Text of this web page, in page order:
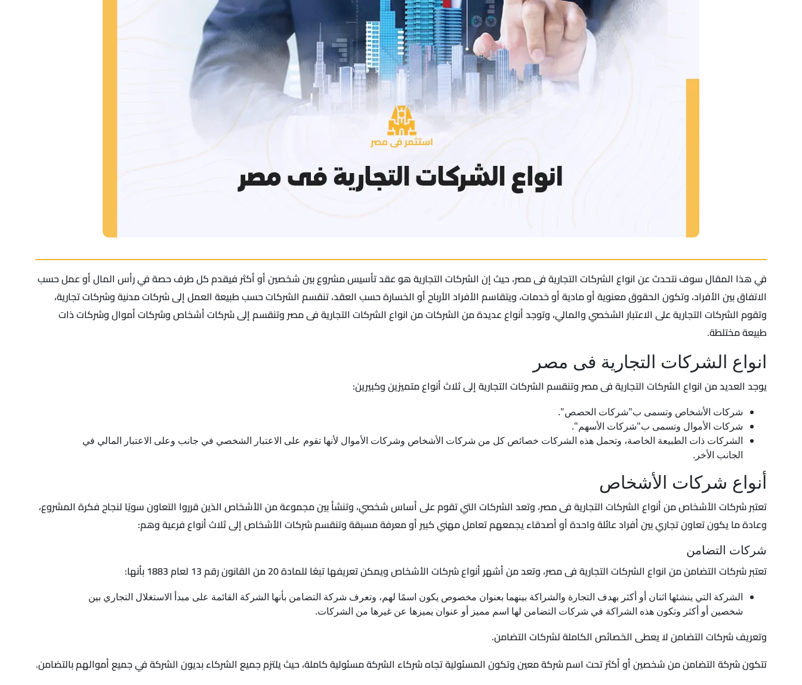
في هذا المقال سوف نتحدث عن انواع الشركات التجارية فى مصر، حيث إن الشركات التجارية هو عقد تأسيس مشروع بين شخصين أو أكثر فيقدم كل طرف حصة في رأس المال أو عمل حسب
الاتفاق بين الأفراد، وتكون الحقوق معنوية أو مادية أو خدمات، ويتقاسم الأفراد الأرباح أو الخسارة حسب العقد، تنقسم الشركات حسب طبيعة العمل إلى شركات مدنية وشركات تجارية،
وتقوم الشركات التجارية على الاعتبار الشخصي والمالي، وتوجد أنواع عديدة من الشركات من انواع الشركات التجارية فى مصر وتنقسم إلى شركات أشخاص وشركات أموال وشركات ذات
طبيعة مختلطة.
انواع الشركات التجارية فى مصر
يوجد العديد من انواع الشركات التجارية فى مصر وتنقسم الشركات التجارية إلى ثلاث أنواع متميزين وكبيرين:
شركات الأشخاص وتسمى ب"شركات الحصص".
شركات الأموال وتسمى ب"شركات الأسهم".
الشركات ذات الطبيعة الخاصة، وتحمل هذه الشركات خصائص كل من شركات الأشخاص وشركات الأموال لأنها تقوم على الاعتبار الشخصي في جانب وعلى الاعتبار المالي في
الجانب الأخر.
أنواع شركات الأشخاص
تعتبر شركات الأشخاص من أنواع الشركات التجارية فى مصر، وتعد الشركات التي تقوم على أساس شخصي، وتنشأ بين مجموعة من الأشخاص الذين قرروا التعاون سويًا لنجاح فكرة المشروع،
وعادة ما يكون تعاون تجاري بين أفراد عائلة واحدة أو أصدقاء يجمعهم تعامل مهني كبير أو معرفة مسبقة وتنقسم شركات الأشخاص إلى ثلاث أنواع فرعية وهم:
شركات التضامن
تعتبر شركات التضامن من انواع الشركات التجارية فى مصر، وتعد من أشهر أنواع شركات الأشخاص ويمكن تعريفها تبعًا للمادة 20 من القانون رقم 13 لعام 1883 بأنها:
الشركة التي ينشئها اثنان أو أكثر بهدف التجارة والشراكة بينهما بعنوان مخصوص يكون اسمًا لهم، وتعرف شركة التضامن بأنها الشركة القائمة على مبدأ الاستغلال التجاري بين
شخصين أو أكثر وتكون هذه الشراكة في شركات التضامن لها اسم مميز أو عنوان يميزها عن غيرها من الشركات.
وتعريف شركات التضامن لا يعطى الخصائص الكاملة لشركات التضامن.
تتكون شركة التضامن من شخصين أو أكثر تحت اسم شركة معين وتكون المسئولية تجاه شركاء الشركة مسئولية كاملة، حيث يلتزم جميع الشركاء بديون الشركة في جميع أموالهم بالتضامن.